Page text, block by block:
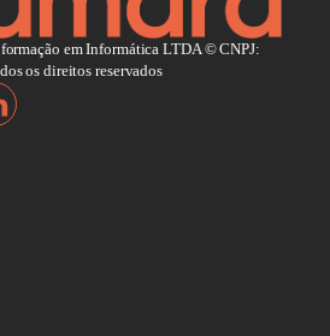
em Informática LTDA © CNPJ:
os direitos reservados